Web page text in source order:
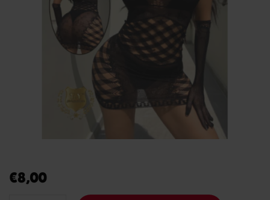
Πωλητές 24 Ώρες –
Λακωνίας 10
Πειραιάς
Ο λογαριασμός
μου
Smart Locker
Aphroditti
Order tracking
Aphroditi
€8,00